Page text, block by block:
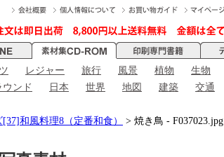
レジャー 旅行 風景 植物 生物
ンド 日本 世界 地図 建築 交通
和風料理8（定番和食） > 焼き鳥 - F037023.jpg